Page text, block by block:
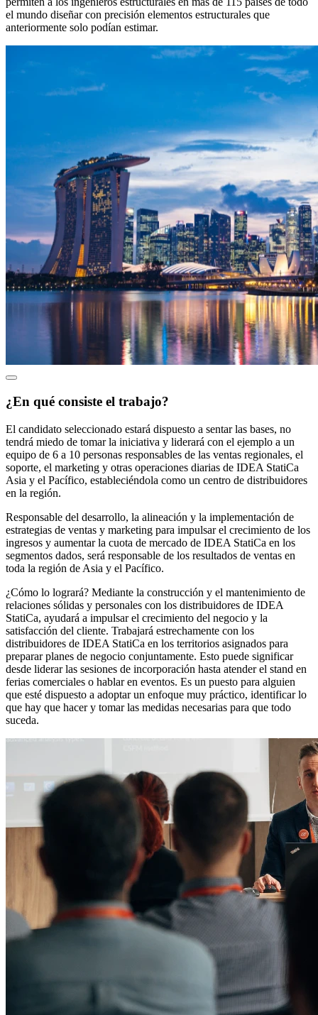
el mundo diseñar con precisión elementos estructurales que
anteriormente solo podían estimar.
¿En qué consiste el trabajo?
El candidato seleccionado estará dispuesto a sentar las bases, no
tendrá miedo de tomar la iniciativa y liderará con el ejemplo a un
equipo de 6 a 10 personas responsables de las ventas regionales, el
soporte, el marketing y otras operaciones diarias de IDEA StatiCa
Asia y el Pacífico, estableciéndola como un centro de distribuidores
en la región.
Responsable del desarrollo, la alineación y la implementación de
estrategias de ventas y marketing para impulsar el crecimiento de los
ingresos y aumentar la cuota de mercado de IDEA StatiCa en los
segmentos dados, será responsable de los resultados de ventas en
toda la región de Asia y el Pacífico.
¿Cómo lo logrará? Mediante la construcción y el mantenimiento de
relaciones sólidas y personales con los distribuidores de IDEA
StatiCa, ayudará a impulsar el crecimiento del negocio y la
satisfacción del cliente. Trabajará estrechamente con los
distribuidores de IDEA StatiCa en los territorios asignados para
preparar planes de negocio conjuntamente. Esto puede significar
desde liderar las sesiones de incorporación hasta atender el stand en
ferias comerciales o hablar en eventos. Es un puesto para alguien
que esté dispuesto a adoptar un enfoque muy práctico, identificar lo
que hay que hacer y tomar las medidas necesarias para que todo
suceda.